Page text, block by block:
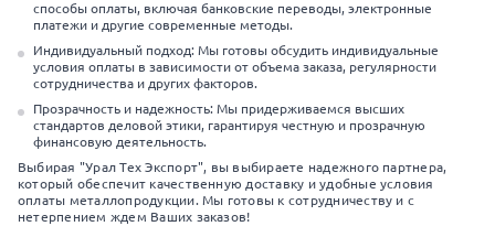
способы оплаты, включая банковские переводы, электронные
платежи и другие современные методы.
Индивидуальный подход: Мы готовы обсудить индивидуальные
условия оплаты в зависимости от объема заказа, регулярности
сотрудничества и других факторов.
Прозрачность и надежность: Мы придерживаемся высших
стандартов деловой этики, гарантируя честную и прозрачную
финансовую деятельность.
Выбирая "Урал Тех Экспорт", вы выбираете надежного партнера,
который обеспечит качественную доставку и удобные условия
оплаты металлопродукции. Мы готовы к сотрудничеству и с
нетерпением ждем Ваших заказов!